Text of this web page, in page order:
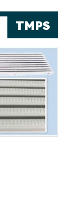
TMPS